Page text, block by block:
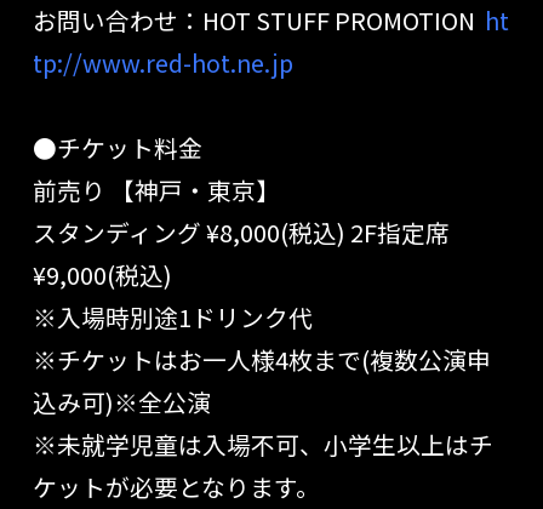
お問い合わせ：HOT STUFF PROMOTION ht
tp://www.red-hot.ne.jp
●チケット料金
前売り
【神戸・東京】
スタンディング¥8,000(税込) 2F指定席
¥9,000(税込)
※入場時別途1 ドリンク代
※チケットはお一人様4枚まで(複数公演申
込み可)※全公演
※未就学児童は入場不可、小学生以上はチ
ケットが必要となります。